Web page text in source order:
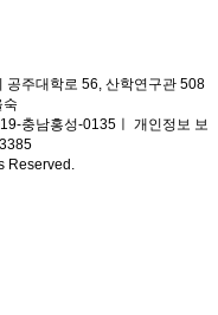
공주대학로 56, 산학연구관 508
숙
충남홍성-0135
개인정보 보
Reserved.